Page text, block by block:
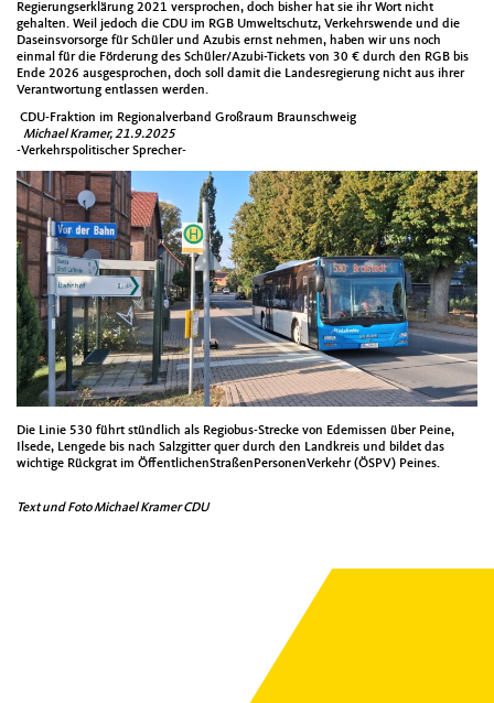
Regierungserklärung 2021 versprochen, doch bisher hat sie ihr Wort nicht
gehalten. Weil jedoch die CDU im RGB Umweltschutz, Verkehrswende und die
Daseinsvorsorge für Schüler und Azubis ernst nehmen, haben wir uns noch
einmal für die Förderung des Schüler/Azubi-Tickets von 30 € durch den RGB bis
Ende 2026 ausgesprochen, doch soll damit die Landesregierung nicht aus ihrer
Verantwortung entlassen werden.
CDU-Fraktion im Regionalverband Großraum Braunschweig
Michael Kramer, 21.9.2025
-Verkehrspolitischer Sprecher-
Die Linie 530 führt stündlich als Regiobus-Strecke von Edemissen über Peine,
Ilsede, Lengede bis nach Salzgitter quer durch den Landkreis und bildet das
wichtige Rückgrat im ÖffentlichenStraßenPersonenVerkehr (ÖSPV) Peines.
Text und Foto Michael Kramer CDU